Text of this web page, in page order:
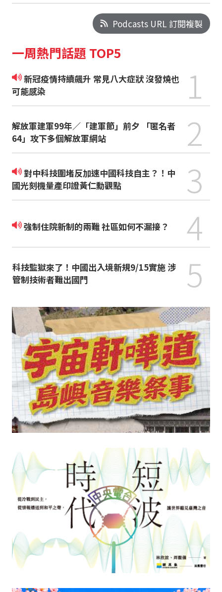
Podcasts URL 訂閱複製
一周熱門話題 TOP5
新冠疫情持續飆升 常見八大症狀 沒發燒也
可能感染
1
解放軍建軍99年／「建軍節」前夕 「匿名者
64」攻下多個解放軍網站
2
對中科技圍堵反加速中國科技自主？！中
國光刻機量產印證黃仁勳觀點
3
強制住院新制的兩難 社區如何不漏接？ 4
科技監獄來了！中國出入境新規9/15實施 涉
管制技術者難出國門
5